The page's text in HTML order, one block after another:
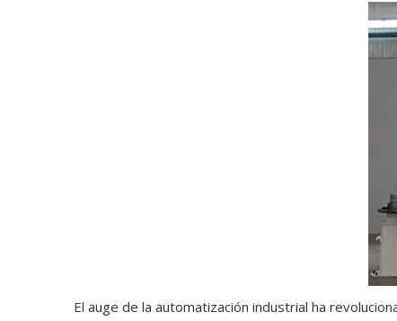
El auge de la automatización industrial ha